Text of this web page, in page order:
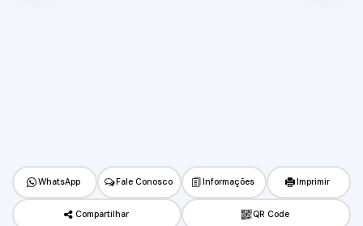
WhatsApp Fale Conosco Informações Imprimir
Compartilhar QR Code